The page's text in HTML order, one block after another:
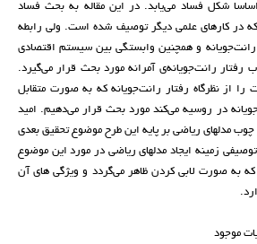
شکل فساد می‌یابد. در این مقاله به بحث فساد
در کارهای علمی دیگر توصیف شده است. ولی رابطه
و همچنین وابستگی بین سیستم اقتصادی
رفتار رانت‌جویانه‌ی آمرانه مورد بحث قرار می‌گیرد.
را از نظرگاه رفتار رانت‌جویانه که به صورت متقابل
در روسیه می‌کند مورد بحث قرار می‌دهیم. امید
مدلهای ریاضی بر پایه این طرح موضوع تحقیق بعدی
توصیفی زمینه ایجاد مدلهای ریاضی در مورد این موضوع
به صورت لابی کردن ظاهر می‌گردد و ویژگی های آن
موجود